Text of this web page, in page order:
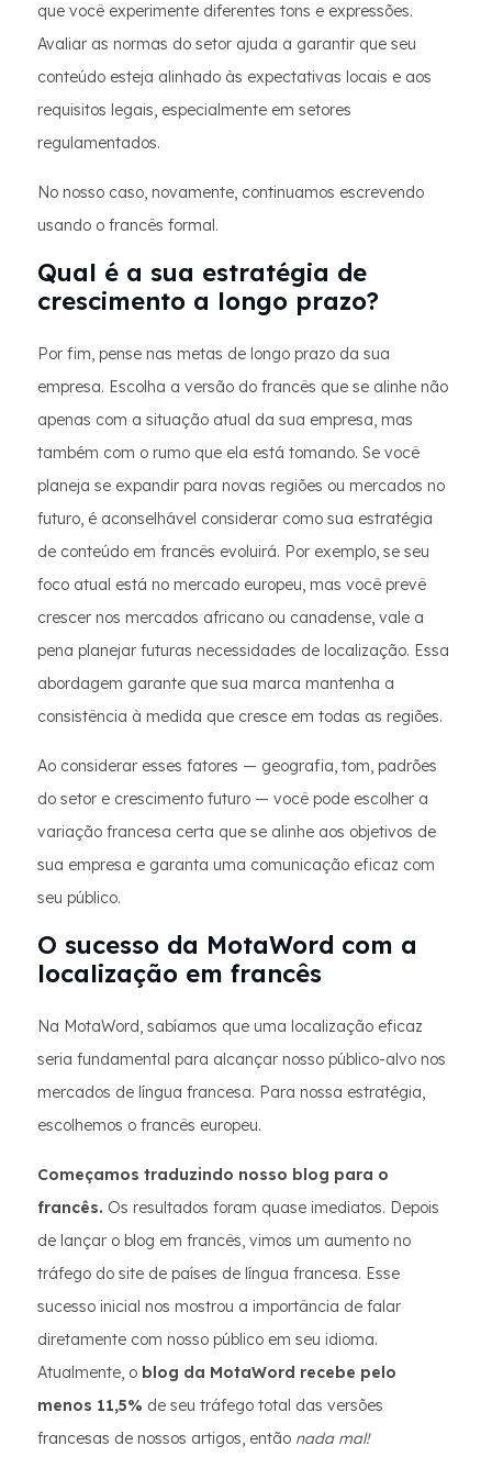
que você experimente diferentes tons e expressões.
Avaliar as normas do setor ajuda a garantir que seu
conteúdo esteja alinhado às expectativas locais e aos
requisitos legais, especialmente em setores
regulamentados.
No nosso caso, novamente, continuamos escrevendo
usando o francês formal.
Qual é a sua estratégia de
crescimento a longo prazo?
Por fim, pense nas metas de longo prazo da sua
empresa. Escolha a versão do francês que se alinhe não
apenas com a situação atual da sua empresa, mas
também com o rumo que ela está tomando. Se você
planeja se expandir para novas regiões ou mercados no
futuro, é aconselhável considerar como sua estratégia
de conteúdo em francês evoluirá. Por exemplo, se seu
foco atual está no mercado europeu, mas você prevê
crescer nos mercados africano ou canadense, vale a
pena planejar futuras necessidades de localização. Essa
abordagem garante que sua marca mantenha a
consistência à medida que cresce em todas as regiões.
Ao considerar esses fatores — geografia, tom, padrões
do setor e crescimento futuro — você pode escolher a
variação francesa certa que se alinhe aos objetivos de
sua empresa e garanta uma comunicação eficaz com
seu público.
O sucesso da MotaWord com a
localização em francês
Na MotaWord, sabíamos que uma localização eficaz
seria fundamental para alcançar nosso público-alvo nos
mercados de língua francesa. Para nossa estratégia,
escolhemos o francês europeu.
Começamos traduzindo nosso blog para o
francês. Os resultados foram quase imediatos. Depois
de lançar o blog em francês, vimos um aumento no
tráfego do site de países de língua francesa. Esse
sucesso inicial nos mostrou a importância de falar
diretamente com nosso público em seu idioma.
Atualmente, o blog da MotaWord recebe pelo
menos 11,5% de seu tráfego total das versões
francesas de nossos artigos, então nada mal!